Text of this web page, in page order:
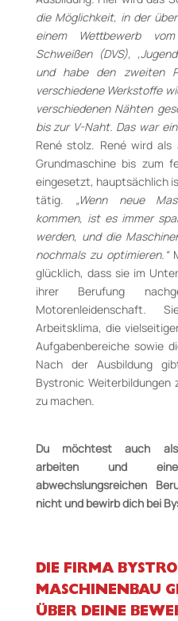
die Möglichkeit, in der
einem Wettbewerb
Schweißen (DVS),
und habe den zweiten
verschiedene Werkstoffe
verschiedenen Nähten
bis zur V-Naht. Das war
René stolz. René wird
Grundmaschine bis zum
eingesetzt, hauptsächlich
tätig. „Wenn neue
kommen, ist es immer
werden, und die
nochmals zu optimieren.“
glücklich, dass sie im
ihrer Berufung
Motorenleidenschaft.
Arbeitsklima, die
Aufgabenbereiche sowie
Nach der Ausbildung
Bystronic Weiterbildungen
zu machen.
Du möchtest auch als
arbeiten und
abwechslungsreichen
nicht und bewirb dich bei
DIE FIRMA
MASCHINENBAU
ÜBER DEINE